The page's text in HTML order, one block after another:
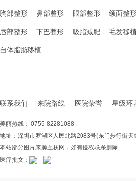
胸部整形 鼻部整形 眼部整形 颌面整形
唇部整形 下巴整形 吸脂减肥 毛发移植
自体脂肪移植
联系我们 来院路线 医院荣誉 星级环
美丽热线： 0755-82281088
地址：深圳市罗湖区人民北路2083号(东门步行街天
本站部分图片来源互联网，如有侵权联系删除
医疗批文：